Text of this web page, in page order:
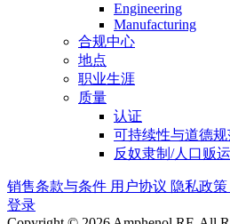
Engineering
Manufacturing
合规中心
地点
职业生涯
质量
认证
可持续性与道德规
反奴隶制/人口贩运
销售条款与条件 用户协议 隐私政策
登录